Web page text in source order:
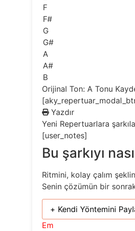
F
F#
G
G#
A
A#
B
Orijinal Ton: ATonu
Yazdır
Yeni Repertuarlara
[user_notes]
Bu şarkıyı
Ritmini, kolay çalım
Senin çözümün bir
+ Kendi Yöntemini
Em